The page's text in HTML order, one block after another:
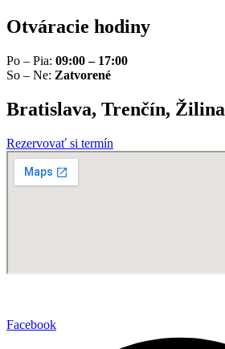
Otváracie hodiny
Po – Pia: 09:00 – 17:00
So – Ne: Zatvorené
Bratislava, Trenčín, Žilina
Rezervovať si termín
Facebook